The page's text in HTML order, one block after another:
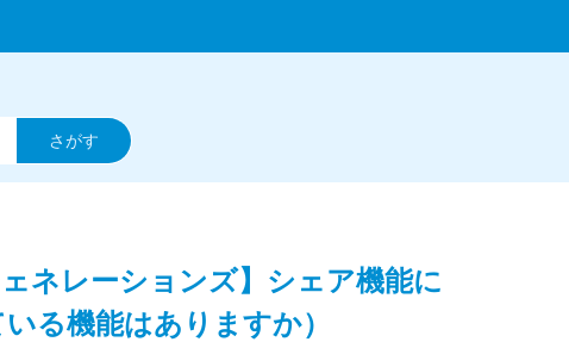
ネレーションズ】シェア機能に
る機能はありますか）